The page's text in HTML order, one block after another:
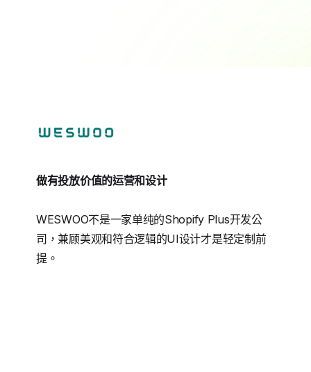
做有投放价值的运营和设计
WESWOO不是一家单纯的Shopify Plus开发公
司，兼顾美观和符合逻辑的UI设计才是轻定制前
提。